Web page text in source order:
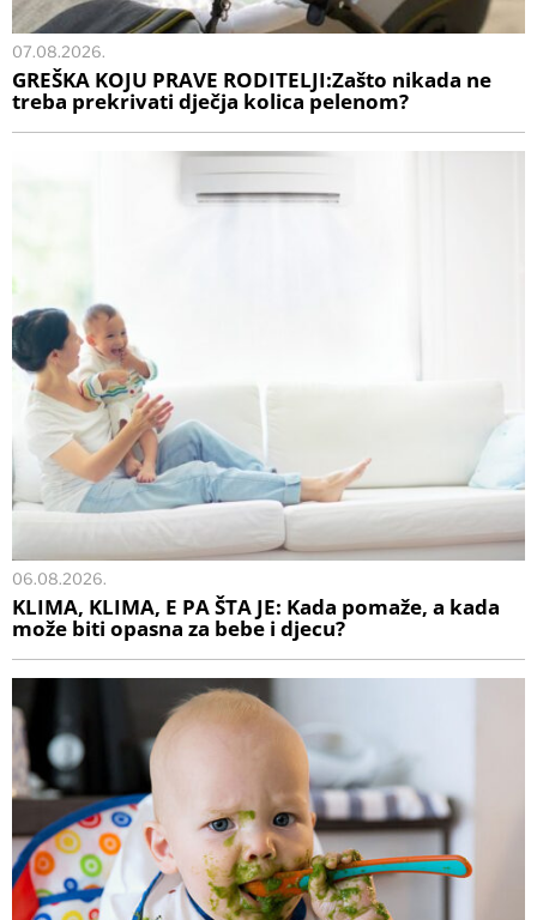
07.08.2026.
GREŠKA KOJU PRAVE RODITELJI:Zašto nikada ne
treba prekrivati dječja kolica pelenom?
06.08.2026.
KLIMA, KLIMA, E PA ŠTA JE: Kada pomaže, a kada
može biti opasna za bebe i djecu?